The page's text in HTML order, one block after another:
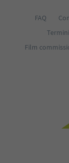
FAQ
Film